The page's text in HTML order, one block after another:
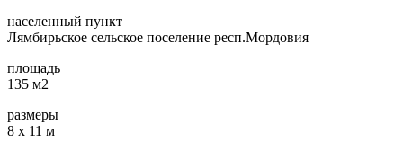
населенный пункт
Лямбирьское сельское поселение респ.Мордовия
площадь
135 м2
размеры
8 х 11 м